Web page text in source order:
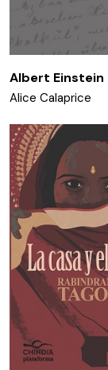
Albert Einstein
Alice Calaprice